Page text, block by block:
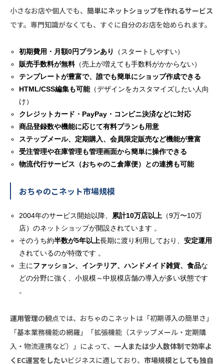
小さなお店や個人でも、 簡単にネットショップを作れるサービス
です。専門知識がなくても、すぐに自分のお店を始められます。
初期費用・月額0円プランあり
（スタートしやすい）
販売手数料が無料（売上が増えても手数料がかからない）
テンプレートが豊富で、誰でも簡単にショップ作成できる
HTML/CSS編集も可能（デザインをカスタマイズしたい人向
け）
クレジットカード・PayPay・コンビニ決済などに対応
商品登録数や機能に応じて有料プランも用意
ステップメール、定期購入、会員限定販売など機能が豊富
受注管理や在庫管理も管理画面から簡単に操作できる
物流代行サービス（おちゃのこ倉庫便）との連携も可能
おちゃのこネット市場規模
2004年のサービス開始以降、 累計10万店以上 （9万〜10万
店）のネットショップが開設されています 。
そのうち約半数が5年以上長期に渡り利用しており、安定運用
されているのが特徴です 。
主にファッション、インテリア、ハンドメイド雑貨、食品な
どの分野に強く、小規模～中規模店舗の導入が多い状態です
。
運用管理の観点では、おちゃのこネットは「初期導入の簡単さ」
「基本業務機能の網羅」「拡張機能（ステップメール・定期購
入・物流連携など）」によって、 一人または少人数体制で効率よ
くEC運営をしたいビジネスに適しており、 市場規模としても独自